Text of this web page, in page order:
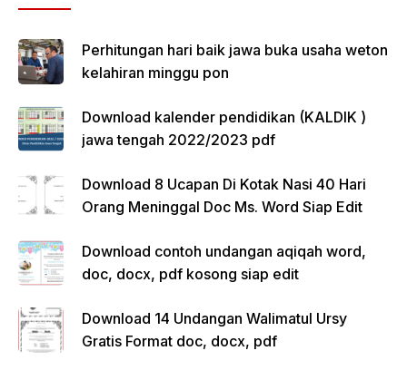
Perhitungan hari baik jawa buka usaha weton
kelahiran minggu pon
Download kalender pendidikan (KALDIK )
jawa tengah 2022/2023 pdf
Download 8 Ucapan Di Kotak Nasi 40 Hari
Orang Meninggal Doc Ms. Word Siap Edit
Download contoh undangan aqiqah word,
doc, docx, pdf kosong siap edit
Download 14 Undangan Walimatul Ursy
Gratis Format doc, docx, pdf